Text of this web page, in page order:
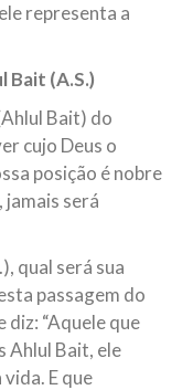
representa a
Bait (A.S.)
Bait) do
cujo Deus o
posição é nobre
jamais será
qual será sua
passagem do
diz: “Aquele que
Ahlul Bait, ele
E que